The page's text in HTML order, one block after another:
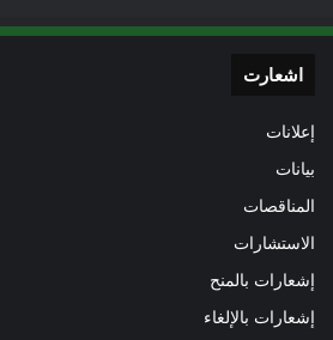
اشعارت
إعلانات
بيانات
المناقصات
الاستشارات
إشعارات بالمنح
إشعارات بالإلغاء